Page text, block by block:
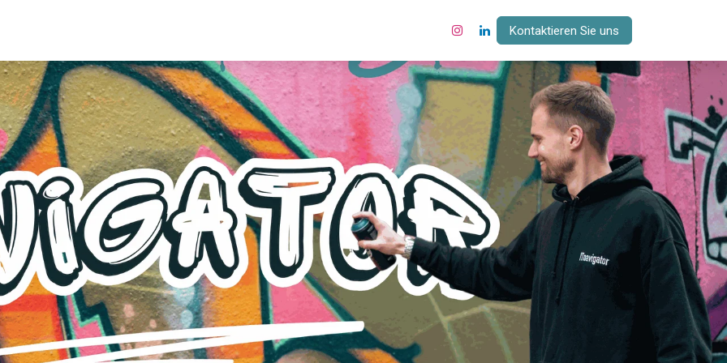
Kontaktieren Sie uns